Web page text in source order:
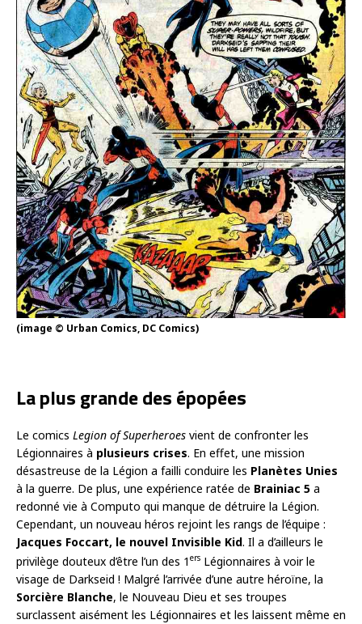
(image © Urban Comics, DC Comics)
La plus grande des épopées
Le comics Legion of Superheroes vient de confronter les
Légionnaires à plusieurs crises. En effet, une mission
désastreuse de la Légion a failli conduire les Planètes Unies
à la guerre. De plus, une expérience ratée de Brainiac 5 a
redonné vie à Computo qui manque de détruire la Légion.
Cependant, un nouveau héros rejoint les rangs de l’équipe :
Jacques Foccart, le nouvel Invisible Kid. Il a d’ailleurs le
privilège douteux d’être l’un des 1 ers Légionnaires à voir le
visage de Darkseid ! Malgré l’arrivée d’une autre héroïne, la
Sorcière Blanche, le Nouveau Dieu et ses troupes
surclassent aisément les Légionnaires et les laissent même en